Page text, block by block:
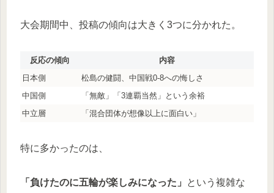
大会期間中、投稿の傾向は大きく3つに分かれた。
反応の傾向
内容
日本側
松島の健闘、中国戦0-8への悔しさ
中国側
「無敵」「3連覇当然」という余裕
中立層
「混合団体が想像以上に面白い」
特に多かったのは、
「負けたのに五輪が楽しみになった」
という複雑な